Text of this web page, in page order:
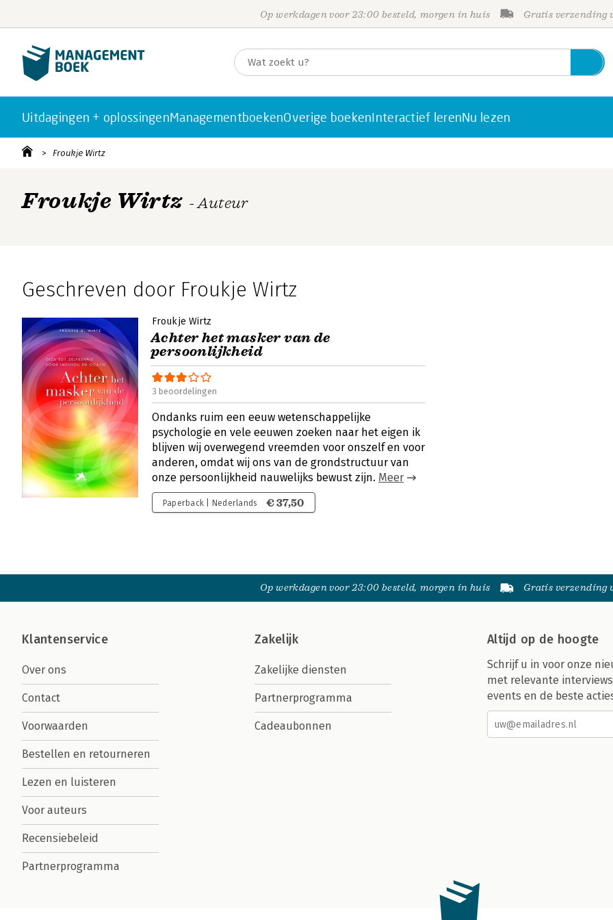
Op werkdagen voor 23:00 besteld, morgen in huis Gratis verzending
Uitdagingen + oplossingenManagementboekenOverige boekenInteractief lerenNu lezen
Froukje Wirtz
Froukje Wirtz - Auteur
Geschreven door Froukje Wirtz
Froukje Wirtz
Achter het masker van de
persoonlijkheid
3 beoordelingen
Ondanks ruim een eeuw wetenschappelijke
psychologie en vele eeuwen zoeken naar het eigen ik
blijven wij overwegend vreemden voor onszelf en voor
anderen, omdat wij ons van de grondstructuur van
onze persoonlijkheid nauwelijks bewust zijn. Meer
Paperback | Nederlands € 37,50
Op werkdagen voor 23:00 besteld, morgen in huis Gratis verzending
Klantenservice
Over ons
Contact
Voorwaarden
Bestellen en retourneren
Lezen en luisteren
Voor auteurs
Recensiebeleid
Partnerprogramma
Zakelijk
Zakelijke diensten
Partnerprogramma
Cadeaubonnen
Altijd op de hoogte
Schrijf u in voor onze
met relevante
events en de beste